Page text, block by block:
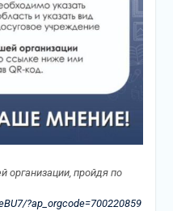
организации, пройдя по
?ap_orgcode=700220859